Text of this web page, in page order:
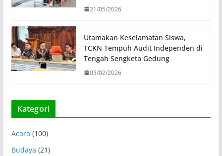
21/05/2026
Utamakan Keselamatan Siswa,
TCKN Tempuh Audit Independen di
Tengah Sengketa Gedung
03/02/2026
Kategori
Acara (100)
Budaya (21)